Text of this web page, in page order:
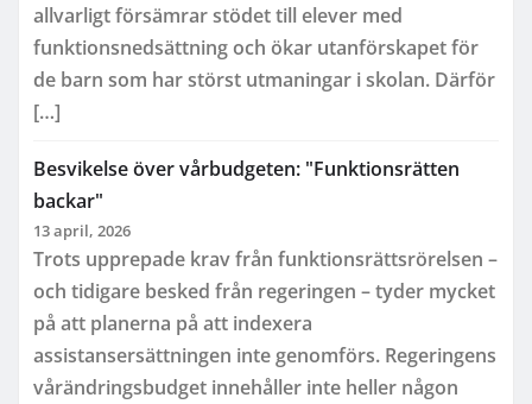
allvarligt försämrar stödet till elever med
funktionsnedsättning och ökar utanförskapet för
de barn som har störst utmaningar i skolan. Därför
[…]
Besvikelse över vårbudgeten: "Funktionsrätten
backar"
13 april, 2026
Trots upprepade krav från funktionsrättsrörelsen –
och tidigare besked från regeringen – tyder mycket
på att planerna på att indexera
assistansersättningen inte genomförs. Regeringens
vårändringsbudget innehåller inte heller någon